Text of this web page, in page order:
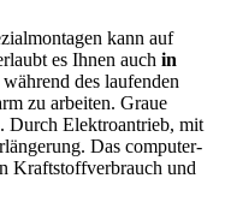
kann auf
es Ihnen auch in
während des laufenden
zu arbeiten. Graue
Durch Elektroantrieb, mit
Das computer-
Kraftstoffverbrauch und